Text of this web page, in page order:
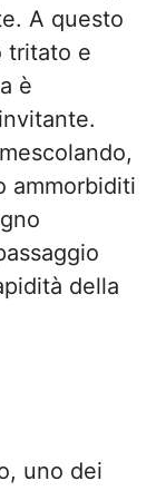
A questo
tritato e
è
ammorbiditi
della
uno dei